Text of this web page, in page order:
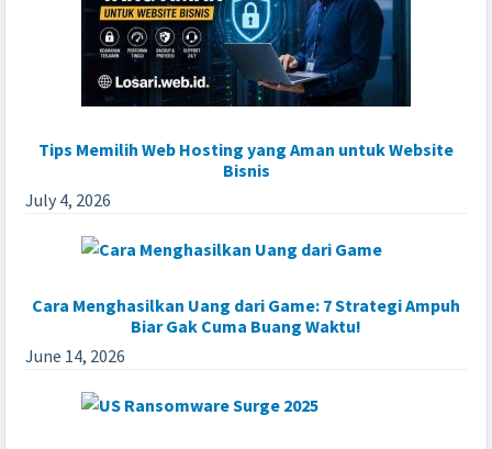
Tips Memilih Web Hosting yang Aman untuk Website
Bisnis
July 4, 2026
Cara Menghasilkan Uang dari Game: 7 Strategi Ampuh
Biar Gak Cuma Buang Waktu!
June 14, 2026